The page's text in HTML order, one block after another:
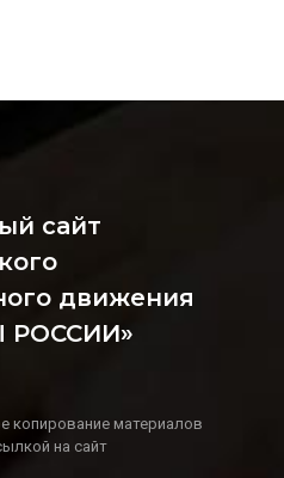
сайт
движения
РОССИИ»
копирование материалов
на сайт